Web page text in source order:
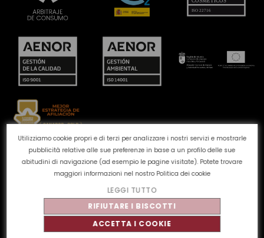
Utilizziamo cookie propri e di terzi per analizzare i nostri servizi e mostrarle
pubblicità relative alle sue preferenze in base a un profilo delle sue
abitudini di navigazione (ad esempio le pagine visitate). Potete trovare
maggiori informazioni nel nostro Politica dei cookie
LEGGI TUTTO
RIFIUTARE I BISCOTTI
ACCETTA I COOKIE
Canale reclami Politica dei cookie
Politica sulla
privacy
Avviso legale Qualità e ambiente
2026 - Tutti i diritti riservati